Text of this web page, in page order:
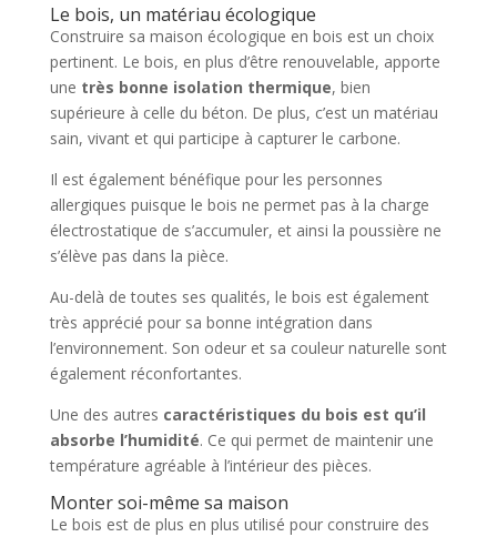
Le bois, un matériau écologique
Construire sa maison écologique en bois est un choix
pertinent. Le bois, en plus d’être renouvelable, apporte
une très bonne isolation thermique, bien
supérieure à celle du béton. De plus, c’est un matériau
sain, vivant et qui participe à capturer le carbone.
Il est également bénéfique pour les personnes
allergiques puisque le bois ne permet pas à la charge
électrostatique de s’accumuler, et ainsi la poussière ne
s’élève pas dans la pièce.
Au-delà de toutes ses qualités, le bois est également
très apprécié pour sa bonne intégration dans
l’environnement. Son odeur et sa couleur naturelle sont
également réconfortantes.
Une des autres caractéristiques du bois est qu’il
absorbe l’humidité. Ce qui permet de maintenir une
température agréable à l’intérieur des pièces.
Monter soi-même sa maison
Le bois est de plus en plus utilisé pour construire des